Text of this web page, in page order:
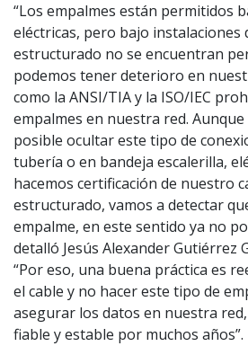
“Los empalmes están permitidos
eléctricas, pero bajo instalaciones
estructurado no se encuentran
podemos tener deterioro en
como la ANSI/TIA y la ISO/IEC
empalmes en nuestra red.
posible ocultar este tipo de
tubería o en bandeja escalerilla,
hacemos certificación de nuestro
estructurado, vamos a detectar
empalme, en este sentido ya no
detalló Jesús Alexander Gutiérrez
“Por eso, una buena práctica es
el cable y no hacer este tipo de
asegurar los datos en nuestra
fiable y estable por muchos años”.